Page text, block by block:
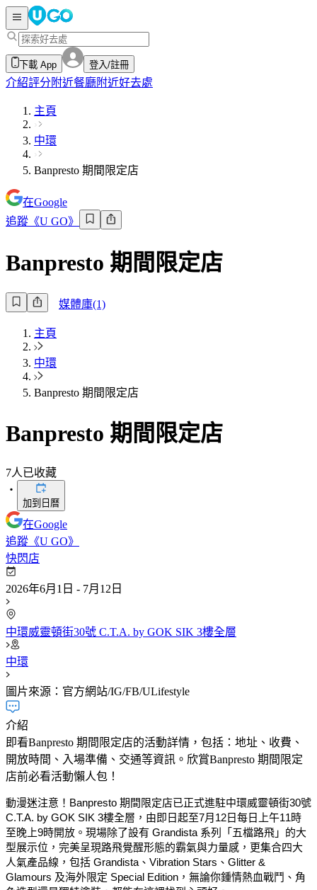
下載 App 登入/註冊
介紹評分 附近餐廳附近好去處
主頁
中環
Banpresto 期間限定店
在Google
追蹤《U GO》
Banpresto 期間限定店
媒體庫(1)
主頁
中環
Banpresto 期間限定店
Banpresto 期間限定店
7人已收藏
・
加到日曆
在Google
追蹤《U GO》
快閃店
2026年6月1日 - 7月12日
中環威靈頓街30號 C.T.A. by GOK SIK 3樓全層
中環
圖片來源：官方網站/IG/FB/ULifestyle
介紹
即看Banpresto 期間限定店的活動詳情，包括：地址、收費、
開放時間、入場準備、交通等資訊。欣賞Banpresto 期間限定
店前必看活動懶人包！
動漫迷注意！Banpresto 期間限定店已正式進駐中環威靈頓街30號
C.T.A. by GOK SIK 3樓全層，由即日起至7月12日每日上午11時
至晚上9時開放。現場除了設有 Grandista 系列「五檔路飛」的大
型展示位，完美呈現路飛覺醒形態的霸氣與力量感，更集合四大
人氣產品線，包括 Grandista、Vibration Stars、Glitter &
Glamours 及海外限定 Special Edition，無論你鍾情熱血戰鬥、角